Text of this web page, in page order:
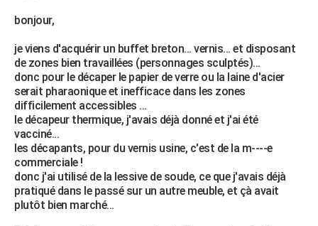
Forum
Aménagement intérieur
Extérieur
Cuisine
Salle de bains
Jardinage
Rangement
WEEK-END
Guides de France
Escapades
Patrimoine
Expositions
Musées
Week-end nature
+
LIFESTYLE
Art de vivre
Bien-être
Loisirs
Mode
Modes de vie
SANTE
Alimentation
Guide de la santé
Maladies
Médicaments
Sommeil
VOYAGE
Destinations
City break
Voyage nature
Voyage de noces
Forum
Climat
+PHOTO
GUIDES D'ACHAT
BONS PLANS
bonjour,
je viens d'acquérir un buffet breton... vernis... et disposant
de zones bien travaillées (personnages sculptés)...
donc pour le décaper le papier de verre ou la laine d'acier
serait pharaonique et inefficace dans les zones
difficilement accessibles ...
le décapeur thermique, j'avais déjà donné et j'ai été
vacciné...
les décapants, pour du vernis usine, c'est de la m----e
commerciale !
donc j'ai utilisé de la lessive de soude, ce que j'avais déjà
pratiqué dans le passé sur un autre meuble, et çà avait
plutôt bien marché...